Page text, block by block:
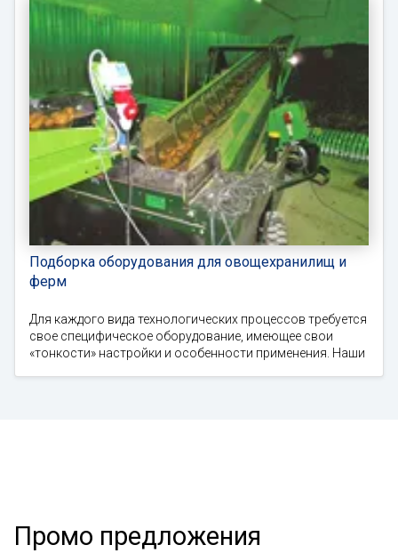
Подборка оборудования для овощехранилищ и
ферм
Для каждого вида технологических процессов требуется
свое специфическое оборудование, имеющее свои
«тонкости» настройки и особенности применения. Наши
Промо предложения